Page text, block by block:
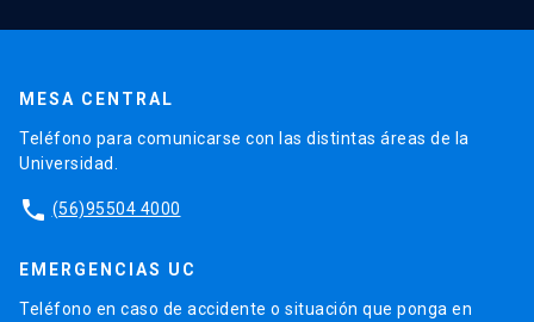
MESA CENTRAL
Teléfono para comunicarse con las distintas áreas de la
Universidad.
phone (56)95504 4000
EMERGENCIAS UC
Teléfono en caso de accidente o situación que ponga en